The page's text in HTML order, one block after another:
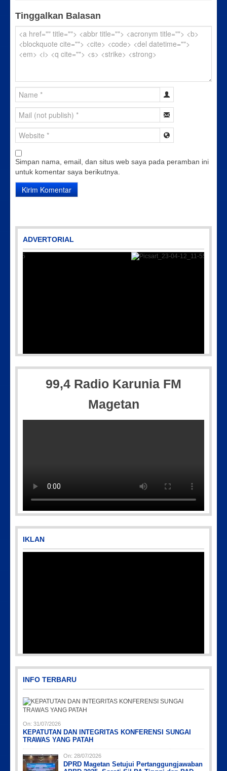
Tinggalkan Balasan
Simpan nama, email, dan situs web saya pada peramban ini
untuk komentar saya berikutnya.
ADVERTORIAL
Picsart_23-04-12_11-55-35-
99,4 Radio Karunia FM
Magetan
IKLAN
INFO TERBARU
On: 31/07/2026
KEPATUTAN DAN INTEGRITAS KONFERENSI SUNGAI
TRAWAS YANG PATAH
On: 28/07/2026
DPRD Magetan Setujui Pertanggungjawaban